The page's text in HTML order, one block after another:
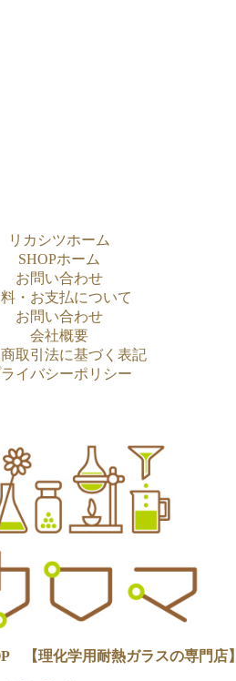
リカシツホーム
SHOPホーム
お問い合わせ
・お支払について
お問い合わせ
会社概要
取引法に基づく表記
イバシーポリシー
【理化学用耐熱ガラスの専門店】